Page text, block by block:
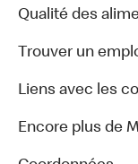
Qualité des
Trouver un
Liens avec les
Encore plus de